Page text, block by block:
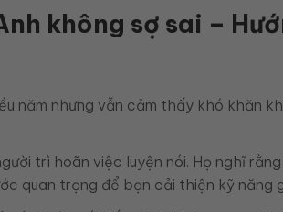
không sợ sai –
năm nhưng vẫn cảm thấy khó khăn
trì hoãn việc luyện nói. Họ nghĩ
quan trọng để bạn cải thiện kỹ năng